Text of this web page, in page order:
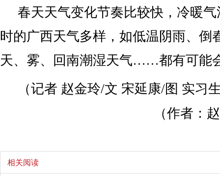
春天天气变化节奏比较快，冷暖
时的广西天气多样，如低温阴雨、倒
天、雾、回南潮湿天气……都有可能
（记者 赵金玲/文 宋延康/图 实习
（作者：
相关阅读